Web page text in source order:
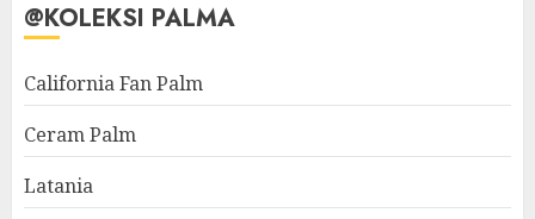
@KOLEKSI PALMA
California Fan Palm
Ceram Palm
Latania